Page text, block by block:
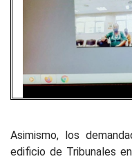
Asimismo, los
edificio de Tribunales